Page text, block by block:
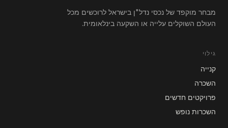
מבחר מוקפד של נכסי נדל"ן בישראל לרוכשים מכל
העולם השוקלים עלייה או השקעה בינלאומית.
גילוי
קנייה
השכרה
פרויקטים חדשים
השכרות נופש